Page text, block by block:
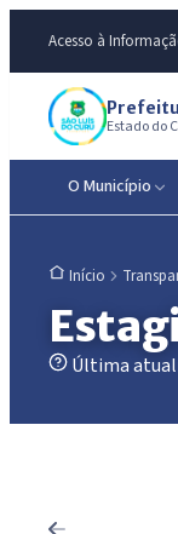
Acesso à
Estado do
O Município
Início
Última